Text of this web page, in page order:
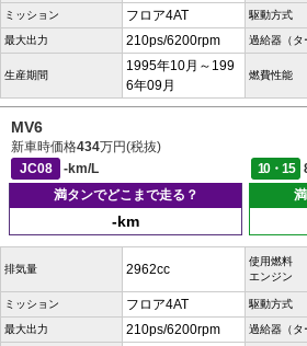
ミッション フロア4AT 駆動方式
最大出力 210ps/6200rpm 過給器（タ
生産期間
1995年10月～199
6年09月
燃費性能
MV6
新車時価格434万円(税抜)
JC08
-km/L 10・15
満タンでどこまで走る？
-km
排気量 2962cc
使用燃料
エンジン
ミッション フロア4AT 駆動方式
最大出力 210ps/6200rpm 過給器（タ